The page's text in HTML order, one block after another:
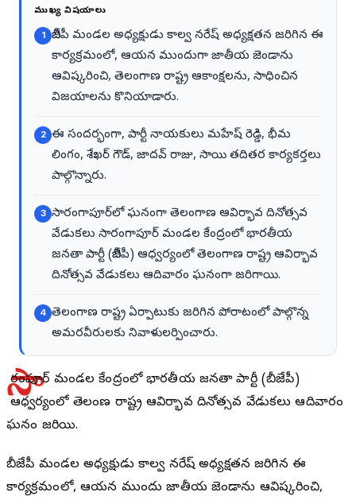
ముఖ్య విషయాలు
1
బీజేపీ మండల అధ్యక్షుడు కాల్వ నరేష్ అధ్యక్షతన జరిగిన ఈ
కార్యక్రమంలో, ఆయన ముందుగా జాతీయ జెండాను
ఆవిష్కరించి, తెలంగాణ రాష్ట్ర ఆకాంక్షలను, సాధించిన
విజయాలను కొనియాడారు.
2 ఈ సందర్భంగా, పార్టీ నాయకులు మహేష్ రెడ్డి, భీమ
లింగం, శేఖర్ గౌడ్, జాదవ్ రాజు, సాయి తదితర కార్యకర్తలు
పాల్గొన్నారు.
3 సారంగాపూర్‌లో ఘనంగా తెలంగాణ ఆవిర్భావ దినోత్సవ
వేడుకలు సారంగాపూర్ మండల కేంద్రంలో భారతీయ
జనతా పార్టీ (బీజేపీ) ఆధ్వర్యంలో తెలంగాణ రాష్ట్ర ఆవిర్భావ
దినోత్సవ వేడుకలు ఆదివారం ఘనంగా జరిగాయి.
4 తెలంగాణ రాష్ట్ర ఏర్పాటుకు జరిగిన పోరాటంలో పాల్గొన్న
అమరవీరులకు నివాళులర్పించారు.
రంగాపూర్ మండల కేంద్రంలో భారతీయ జనతా పార్టీ (బీజేపీ)
ఆధ్వర్యంలో తెలంగాణ రాష్ట్ర ఆవిర్భావ దినోత్సవ వేడుకలు ఆదివారం
ఘనంగా జరిగాయి.
బీజేపీ మండల అధ్యక్షుడు కాల్వ నరేష్ అధ్యక్షతన జరిగిన ఈ
కార్యక్రమంలో, ఆయన ముందుగా జాతీయ జెండాను ఆవిష్కరించి,